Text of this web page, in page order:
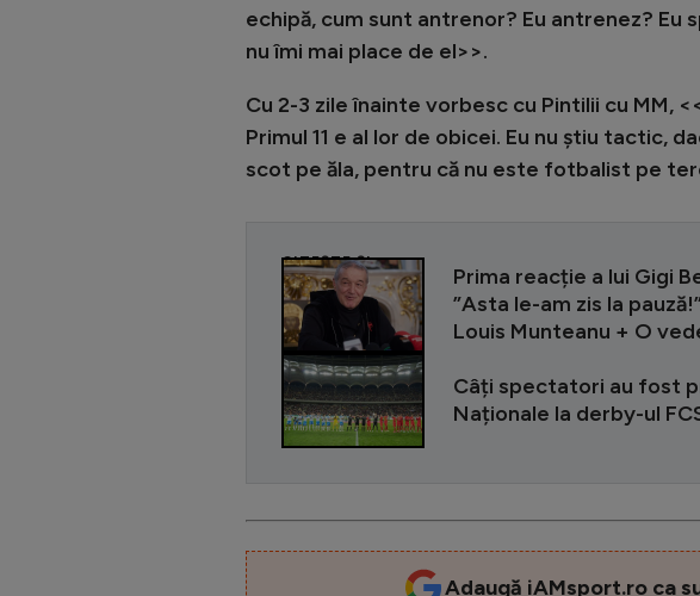
echipă, cum sunt antrenor? Eu antrenez? Eu
nu îmi mai place de el>>.
Cu 2-3 zile înainte vorbesc cu Pintilii cu MM,
Primul 11 e al lor de obicei. Eu nu știu tactic,
scot pe ăla, pentru că nu este fotbalist pe
CITEȘTE ȘI
Prima reacție a lui Gigi
”Asta le-am zis la
Louis Munteanu + O
Câți spectatori au fost
Naționale la derby-ul
Adaugă iAMsport.ro ca